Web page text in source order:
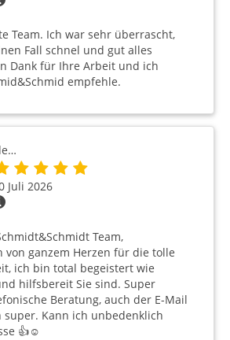
Team. Ich war sehr überrascht,
Fall schnel und gut alles
Dank für Ihre Arbeit und ich
empfehle.
Juli 2026
Team,
von ganzem Herzen für die tolle
ich bin total begeistert wie
hilfsbereit Sie sind. Super
Beratung, auch der E-Mail
super. Kann ich unbedenklich
👍☺️